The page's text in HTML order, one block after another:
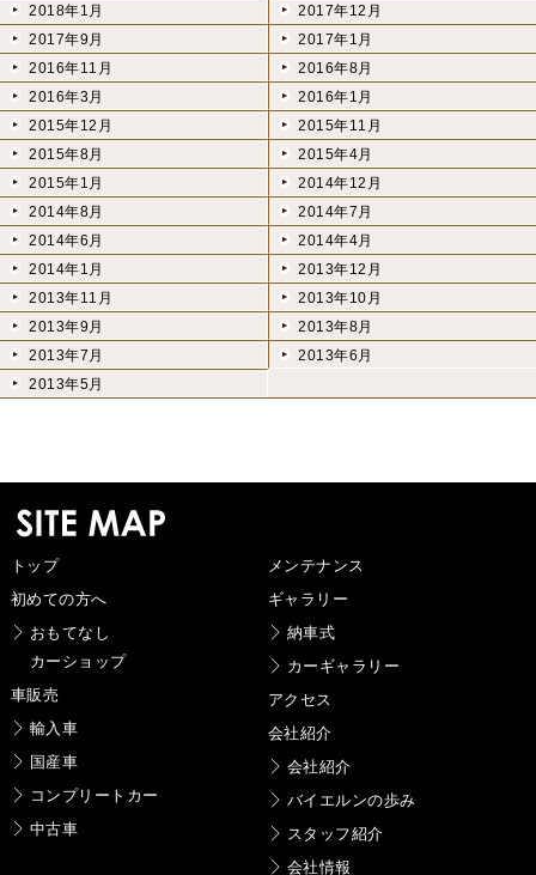
2018年1月
2017年12月
2017年9月
2017年1月
2016年11月
2016年8月
2016年3月
2016年1月
2015年12月
2015年11月
2015年8月
2015年4月
2015年1月
2014年12月
2014年8月
2014年7月
2014年6月
2014年4月
2014年1月
2013年12月
2013年11月
2013年10月
2013年9月
2013年8月
2013年7月
2013年6月
2013年5月
トップ
初めての方へ
おもてなし
カーショップ
車販売
輸入車
国産車
コンプリートカー
中古車
メンテナンス
ギャラリー
納車式
カーギャラリー
アクセス
会社紹介
会社紹介
バイエルンの歩み
スタッフ紹介
会社情報